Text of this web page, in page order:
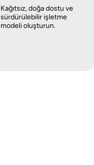
Kağıtsız, doğa dostu ve
sürdürülebilir işletme
modeli oluşturun.